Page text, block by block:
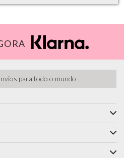
para todo o mundo